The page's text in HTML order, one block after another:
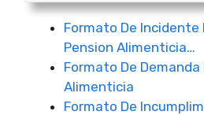
Formato De Incidente
Pension Alimenticia…
Formato De Demanda
Alimenticia
Formato De